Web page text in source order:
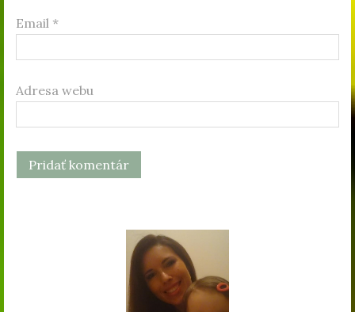
Email *
Adresa webu